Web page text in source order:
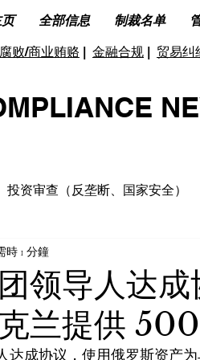
全部信息 制裁名单
败/商业贿赂 | 金融合规 | 贸易纠
投资审查（反垄断、国家安全）
保护
财务税收合规
领导人达
兰提供
時 1 分鐘
达成协议，使用俄罗斯资产为